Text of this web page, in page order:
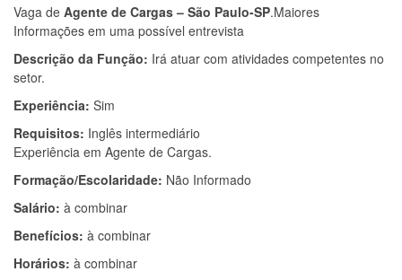
Vaga de Agente de Cargas – São Paulo-SP.Maiores
Informações em uma possível entrevista
Descrição da Função: Irá atuar com atividades competentes no
setor.
Experiência: Sim
Requisitos: Inglês intermediário
Experiência em Agente de Cargas.
Formação/Escolaridade: Não Informado
Salário: à combinar
Benefícios: à combinar
Horários: à combinar